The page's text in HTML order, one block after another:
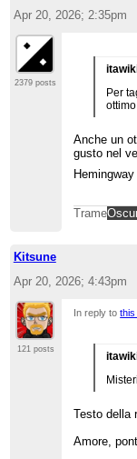
Apr 20, 2026; 2:35pm
2379 posts
Per
Anche un
gusto nel
Trame
Kitsune
Apr 20, 2026; 4:43pm
121 posts
In reply to
Testo della
Amore,